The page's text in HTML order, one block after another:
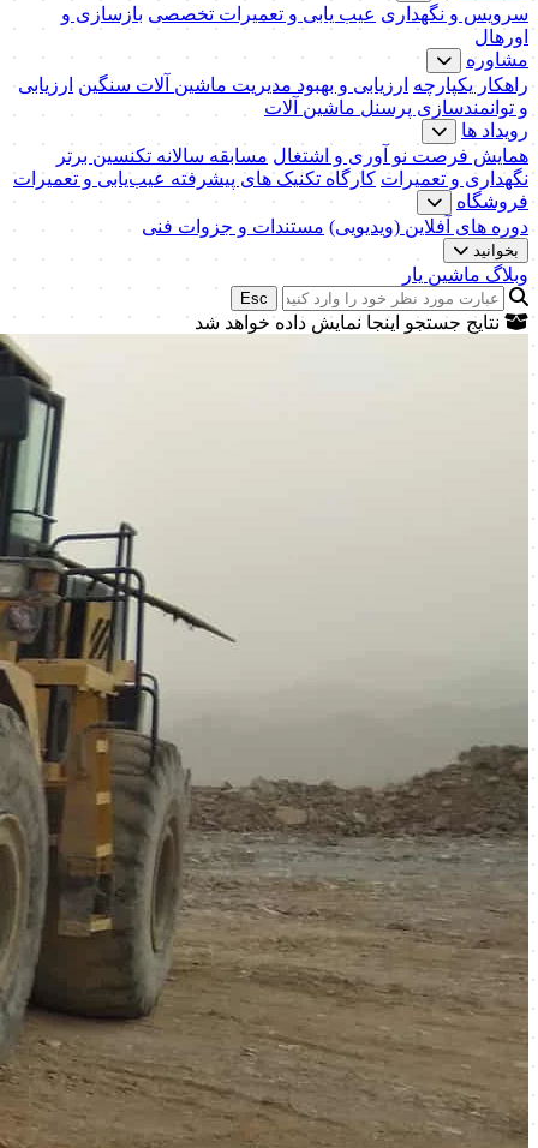
سرویس و نگهداری عیب یابی و تعمیرات تخصصی بازسازی و
اورهال
مشاوره
راهکار یکپارچه ارزیابی و بهبود مدیریت ماشین آلات سنگین ارزیابی
و توانمندسازی پرسنل ماشین آلات
رویداد ها
همایش فرصت نو آوری و اشتغال مسابقه سالانه تکنسین برتر
نگهداری و تعمیرات کارگاه تکنیک‌ های پیشرفته عیب‌یابی و تعمیرات
فروشگاه
دوره های آفلاین (ویدیویی) مستندات و جزوات فنی
بخوانید
وبلاگ ماشین یار
Esc
نتایج جستجو اینجا نمایش داده خواهد شد